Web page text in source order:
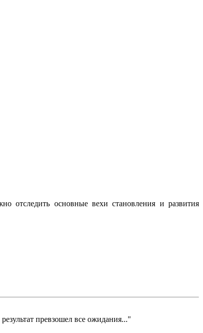
отследить основные вехи становления и развития
превзошел все ожидания..."